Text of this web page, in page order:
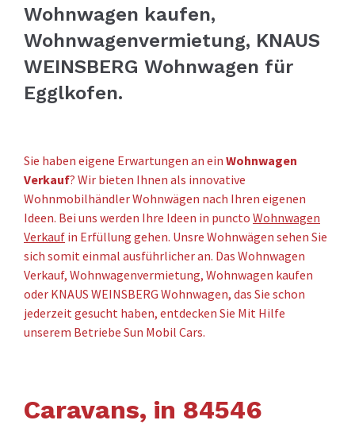
Wohnwagen kaufen,
Wohnwagenvermietung, KNAUS
WEINSBERG Wohnwagen für
Egglkofen.
Sie haben eigene Erwartungen an ein Wohnwagen
Verkauf? Wir bieten Ihnen als innovative
Wohnmobilhändler Wohnwägen nach Ihren eigenen
Ideen. Bei uns werden Ihre Ideen in puncto Wohnwagen
Verkauf in Erfüllung gehen. Unsre Wohnwägen sehen Sie
sich somit einmal ausführlicher an. Das Wohnwagen
Verkauf, Wohnwagenvermietung, Wohnwagen kaufen
oder KNAUS WEINSBERG Wohnwagen, das Sie schon
jederzeit gesucht haben, entdecken Sie Mit Hilfe
unserem Betriebe Sun Mobil Cars.
Caravans, in 84546